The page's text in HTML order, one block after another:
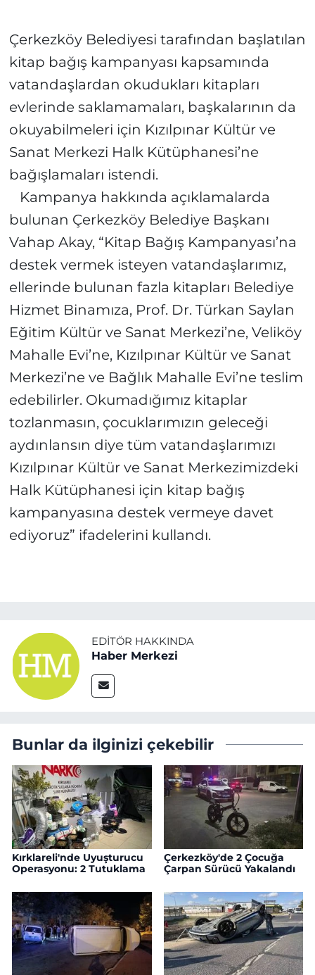
Çerkezköy Belediyesi tarafından başlatılan
kitap bağış kampanyası kapsamında
vatandaşlardan okudukları kitapları
evlerinde saklamamaları, başkalarının da
okuyabilmeleri için Kızılpınar Kültür ve
Sanat Merkezi Halk Kütüphanesi’ne
bağışlamaları istendi.
Kampanya hakkında açıklamalarda
bulunan Çerkezköy Belediye Başkanı
Vahap Akay, “Kitap Bağış Kampanyası’na
destek vermek isteyen vatandaşlarımız,
ellerinde bulunan fazla kitapları Belediye
Hizmet Binamıza, Prof. Dr. Türkan Saylan
Eğitim Kültür ve Sanat Merkezi’ne, Veliköy
Mahalle Evi’ne, Kızılpınar Kültür ve Sanat
Merkezi’ne ve Bağlık Mahalle Evi’ne teslim
edebilirler. Okumadığımız kitaplar
tozlanmasın, çocuklarımızın geleceği
aydınlansın diye tüm vatandaşlarımızı
Kızılpınar Kültür ve Sanat Merkezimizdeki
Halk Kütüphanesi için kitap bağış
kampanyasına destek vermeye davet
ediyoruz” ifadelerini kullandı.
EDITÖR HAKKINDA
Haber Merkezi
Bunlar da ilginizi çekebilir
Kırklareli'nde Uyuşturucu
Operasyonu: 2 Tutuklama
Çerkezköy'de 2 Çocuğa
Çarpan Sürücü Yakalandı